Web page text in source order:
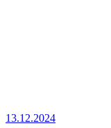
13.12.2024